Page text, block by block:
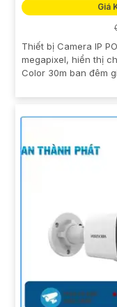
Giá
Thiết bị Camera IP
megapixel, hiển thị
Color 30m ban đêm